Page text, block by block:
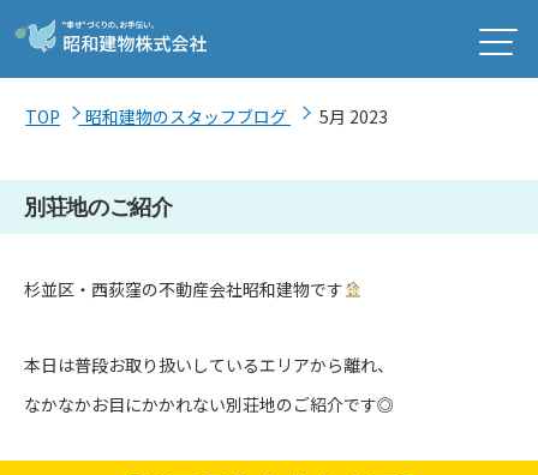
TOP 昭和建物のスタッフブログ 5月 2023
別荘地のご紹介
杉並区・西荻窪の不動産会社昭和建物です
本日は普段お取り扱いしているエリアから離れ、
なかなかお目にかかれない別荘地のご紹介です◎